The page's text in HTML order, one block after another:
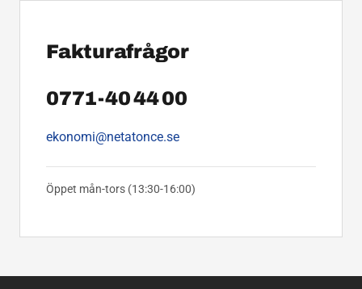
Fakturafrågor
0771-40 44 00
ekonomi@netatonce.se
Öppet mån-tors (13:30-16:00)